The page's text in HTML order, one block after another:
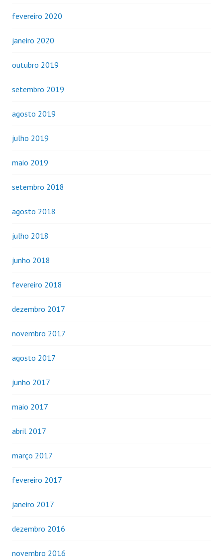
fevereiro 2020
janeiro 2020
outubro 2019
setembro 2019
agosto 2019
julho 2019
maio 2019
setembro 2018
agosto 2018
julho 2018
junho 2018
fevereiro 2018
dezembro 2017
novembro 2017
agosto 2017
junho 2017
maio 2017
abril 2017
março 2017
fevereiro 2017
janeiro 2017
dezembro 2016
novembro 2016